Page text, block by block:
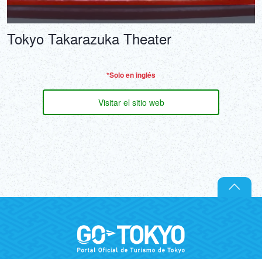
Tokyo Takarazuka Theater
*Solo en inglés
Visitar el sitio web